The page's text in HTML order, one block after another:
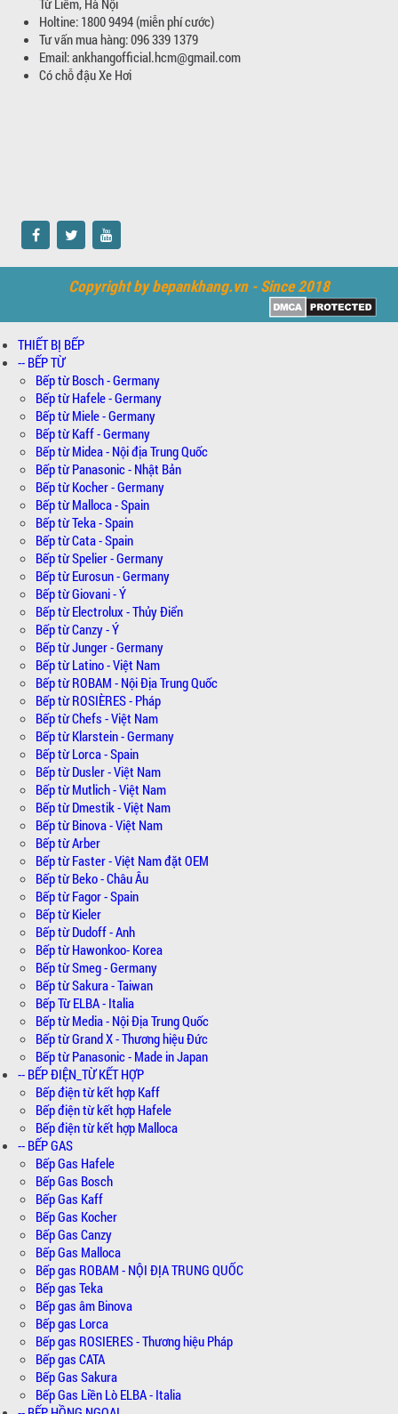
Holtine: 1800 9494 (miễn phí cước)
Tư vấn mua hàng: 096 339 1379
Email: ankhangofficial.hcm@gmail.com
Có chỗ đậu Xe Hơi
Copyright by bepankhang.vn - Since 2018
THIẾT BỊ BẾP
-- BẾP TỪ
Bếp từ Bosch - Germany
Bếp từ Hafele - Germany
Bếp từ Miele - Germany
Bếp từ Kaff - Germany
Bếp từ Midea - Nội địa Trung Quốc
Bếp từ Panasonic - Nhật Bản
Bếp từ Kocher - Germany
Bếp từ Malloca - Spain
Bếp từ Teka - Spain
Bếp từ Cata - Spain
Bếp từ Spelier - Germany
Bếp từ Eurosun - Germany
Bếp từ Giovani - Ý
Bếp từ Electrolux - Thủy Điển
Bếp từ Canzy - Ý
Bếp từ Junger - Germany
Bếp từ Latino - Việt Nam
Bếp từ ROBAM - Nội Địa Trung Quốc
Bếp từ ROSIÈRES - Pháp
Bếp từ Chefs - Việt Nam
Bếp từ Klarstein - Germany
Bếp từ Lorca - Spain
Bếp từ Dusler - Việt Nam
Bếp từ Mutlich - Việt Nam
Bếp từ Dmestik - Việt Nam
Bếp từ Binova - Việt Nam
Bếp từ Arber
Bếp từ Faster - Việt Nam đặt OEM
Bếp từ Beko - Châu Âu
Bếp từ Fagor - Spain
Bếp từ Kieler
Bếp từ Dudoff - Anh
Bếp từ Hawonkoo- Korea
Bếp từ Smeg - Germany
Bếp từ Sakura - Taiwan
Bếp Từ ELBA - Italia
Bếp từ Media - Nội Địa Trung Quốc
Bếp từ Grand X - Thương hiệu Đức
Bếp từ Panasonic - Made in Japan
-- BẾP ĐIỆN_TỪ KẾT HỢP
Bếp điện từ kết hợp Kaff
Bếp điện từ kết hợp Hafele
Bếp điện từ kết hợp Malloca
-- BẾP GAS
Bếp Gas Hafele
Bếp Gas Bosch
Bếp Gas Kaff
Bếp Gas Kocher
Bếp Gas Canzy
Bếp Gas Malloca
Bếp gas ROBAM - NỘI ĐỊA TRUNG QUỐC
Bếp gas Teka
Bếp gas âm Binova
Bếp gas Lorca
Bếp gas ROSIERES - Thương hiệu Pháp
Bếp gas CATA
Bếp Gas Sakura
Bếp Gas Liền Lò ELBA - Italia